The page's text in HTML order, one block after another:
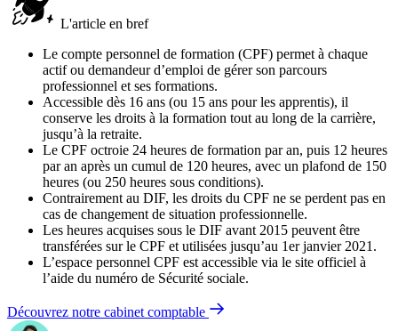
L'article en bref
Le compte personnel de formation (CPF) permet à chaque
actif ou demandeur d’emploi de gérer son parcours
professionnel et ses formations.
Accessible dès 16 ans (ou 15 ans pour les apprentis), il
conserve les droits à la formation tout au long de la carrière,
jusqu’à la retraite.
Le CPF octroie 24 heures de formation par an, puis 12 heures
par an après un cumul de 120 heures, avec un plafond de 150
heures (ou 250 heures sous conditions).
Contrairement au DIF, les droits du CPF ne se perdent pas en
cas de changement de situation professionnelle.
Les heures acquises sous le DIF avant 2015 peuvent être
transférées sur le CPF et utilisées jusqu’au 1er janvier 2021.
L’espace personnel CPF est accessible via le site officiel à
l’aide du numéro de Sécurité sociale.
Découvrez notre cabinet comptable